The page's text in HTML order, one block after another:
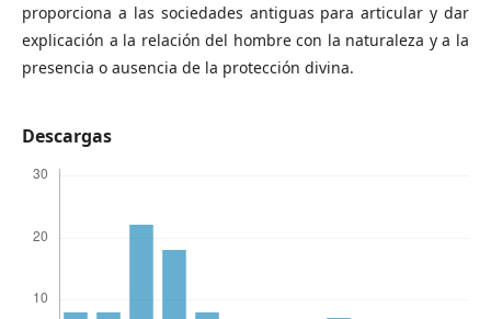
proporciona a las sociedades antiguas para articular y dar
explicación a la relación del hombre con la naturaleza y a la
presencia o ausencia de la protección divina.
Descargas